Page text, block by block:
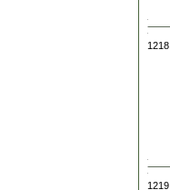
1218.
1219.